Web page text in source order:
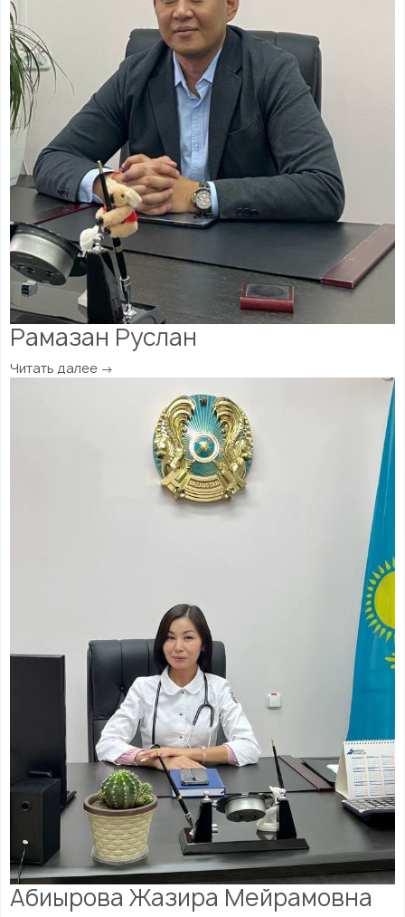
Рамазан Руслан
Читать далее →
Абиырова Жазира Мейрамовна